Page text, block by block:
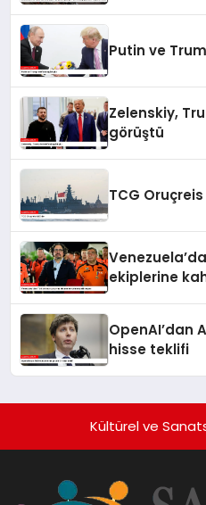
Putin ve
Zelenskiy,
görüştü
TCG Oruçreis
ekiplerine
OpenAI’dan
hisse teklifi
Kültürel ve